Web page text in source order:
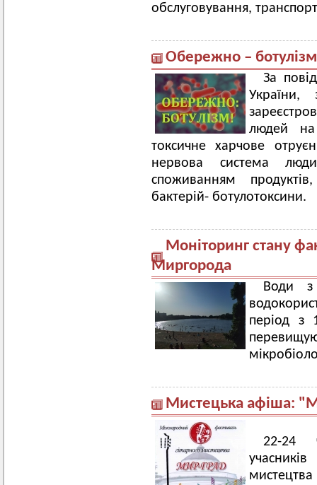
обслуговування,
Обережно –
За
людей на
токсичне харчове
нервова система
споживанням
бактерій- ботулотоксини.
Моніторинг стану
Миргорода
Води з
період з
Мистецька афіша:
22-24